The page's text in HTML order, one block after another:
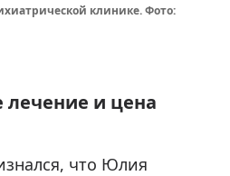
клинике. Фото:
лечение и цена
что Юлия